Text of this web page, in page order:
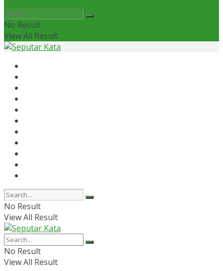
No Result
View All Result
No Result
View All Result
No Result
View All Result